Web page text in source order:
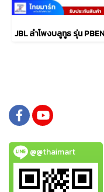
@@thaimart